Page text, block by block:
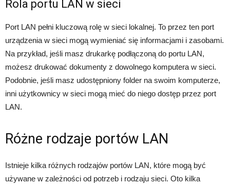
Rola portu LAN w sieci
Port LAN pełni kluczową rolę w sieci lokalnej. To przez ten port
urządzenia w sieci mogą wymieniać się informacjami i zasobami.
Na przykład, jeśli masz drukarkę podłączoną do portu LAN,
możesz drukować dokumenty z dowolnego komputera w sieci.
Podobnie, jeśli masz udostępniony folder na swoim komputerze,
inni użytkownicy w sieci mogą mieć do niego dostęp przez port
LAN.
Różne rodzaje portów LAN
Istnieje kilka różnych rodzajów portów LAN, które mogą być
używane w zależności od potrzeb i rodzaju sieci. Oto kilka